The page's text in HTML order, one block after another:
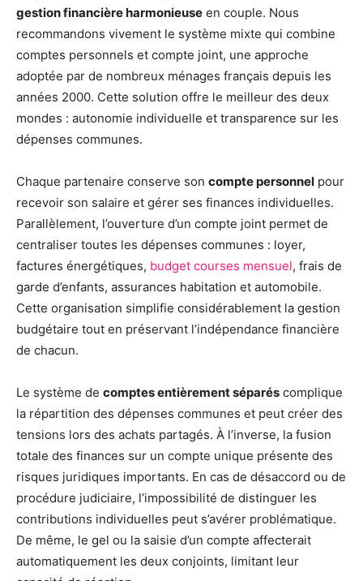
gestion financière harmonieuse en couple. Nous
recommandons vivement le système mixte qui combine
comptes personnels et compte joint, une approche
adoptée par de nombreux ménages français depuis les
années 2000. Cette solution offre le meilleur des deux
mondes : autonomie individuelle et transparence sur les
dépenses communes.
Chaque partenaire conserve son compte personnel pour
recevoir son salaire et gérer ses finances individuelles.
Parallèlement, l’ouverture d’un compte joint permet de
centraliser toutes les dépenses communes : loyer,
factures énergétiques, budget courses mensuel, frais de
garde d’enfants, assurances habitation et automobile.
Cette organisation simplifie considérablement la gestion
budgétaire tout en préservant l’indépendance financière
de chacun.
Le système de comptes entièrement séparés complique
la répartition des dépenses communes et peut créer des
tensions lors des achats partagés. À l’inverse, la fusion
totale des finances sur un compte unique présente des
risques juridiques importants. En cas de désaccord ou de
procédure judiciaire, l’impossibilité de distinguer les
contributions individuelles peut s’avérer problématique.
De même, le gel ou la saisie d’un compte affecterait
automatiquement les deux conjoints, limitant leur